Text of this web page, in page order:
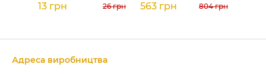
13 грн 26 грн 563 грн 804 грн
Адреса виробництва